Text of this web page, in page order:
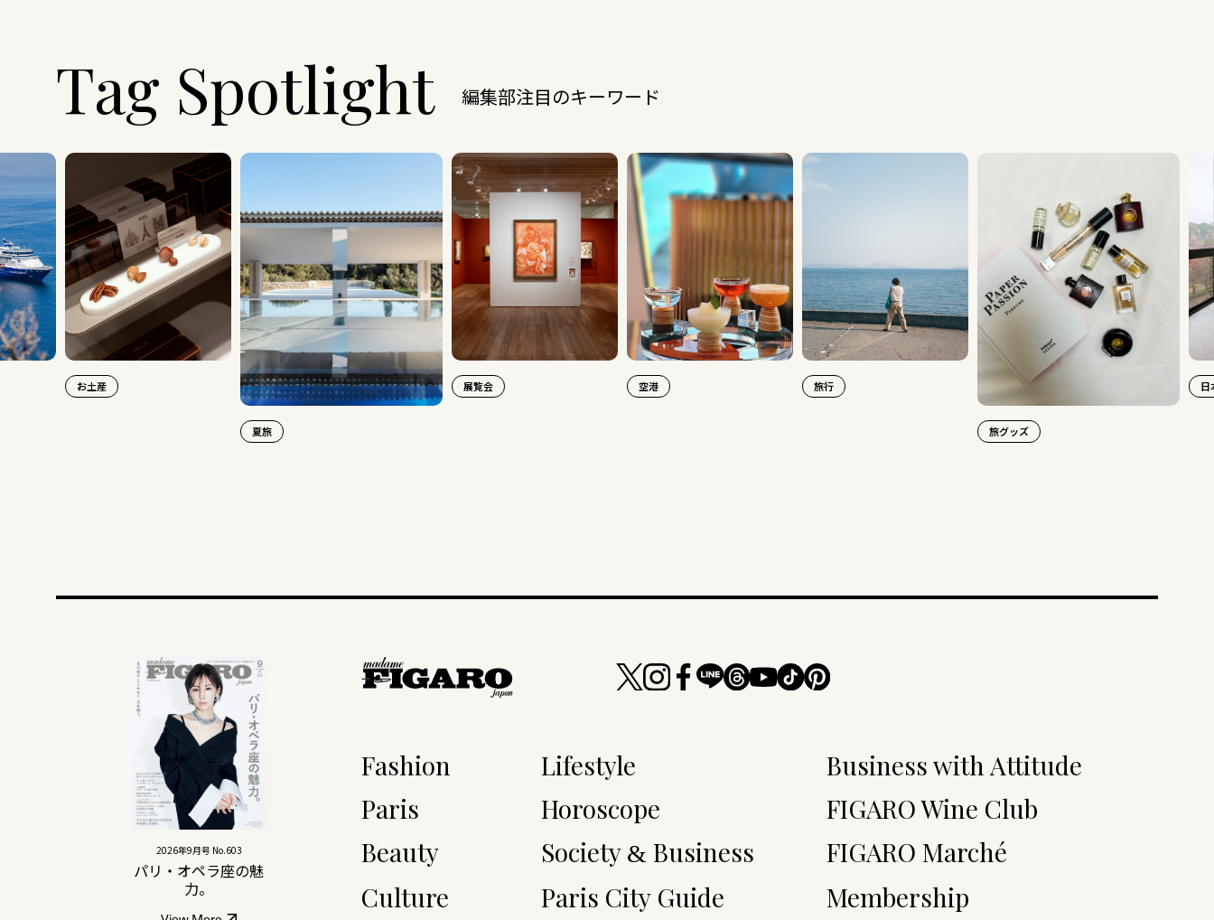
Tag Spotlight 編集部注目のキーワード
お土産
夏旅
展覧会 空港 旅行
旅グッズ
日本旅
2026年9月号 No.603
パリ・オペラ座の魅
力。
Fashion
Paris
Beauty
Culture
Lifestyle
Horoscope
Society & Business
Paris City Guide
Business with Attitude
FIGARO Wine Club
FIGARO Marché
Membership